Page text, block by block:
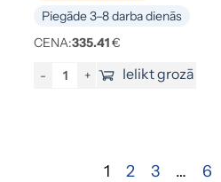
Piegāde 3–8 darba dienās
CENA:335.41€
- + Ielikt grozā
1 2 3 … 6